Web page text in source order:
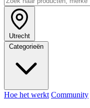
Utrecht
Categorieën
Hoe het werkt Community